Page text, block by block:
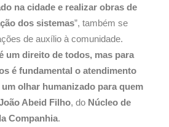
na cidade e realizar obras de
dos sistemas”, também se
de auxílio à comunidade.
um direito de todos, mas para
é fundamental o atendimento
olhar humanizado para quem
Abeid Filho, do Núcleo de
Companhia.